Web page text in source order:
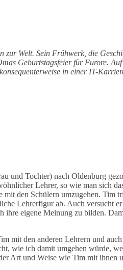
Welt. Sein Frühwerk, die
Geburtstagsfeier für Furore.
in einer IT-
und Tochter) nach Oldenburg
Lehrer, so wie man sich
mit den Schülern umzugehen. Tim
Lehrerfigur ab. Auch versucht
ihre eigene Meinung zu bilden.
mit den anderen Lehrern und
wie ich damit umgehen würde,
Art und Weise wie Tim mit ihnen